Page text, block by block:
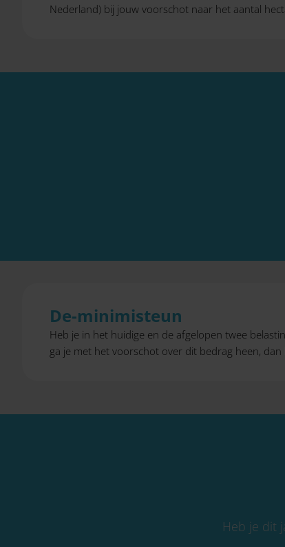
Nederland) bij jouw voorschot naar het aantal
De-minimisteun
Heb je in het huidige en de afgelopen twee
ga je met het voorschot over dit bedrag heen, dan
Heb je dit